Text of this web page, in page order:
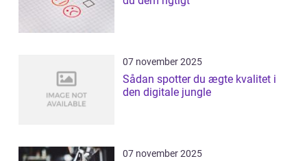
07 november 2025
Sådan spotter du ægte kvalitet i
den digitale jungle
07 november 2025